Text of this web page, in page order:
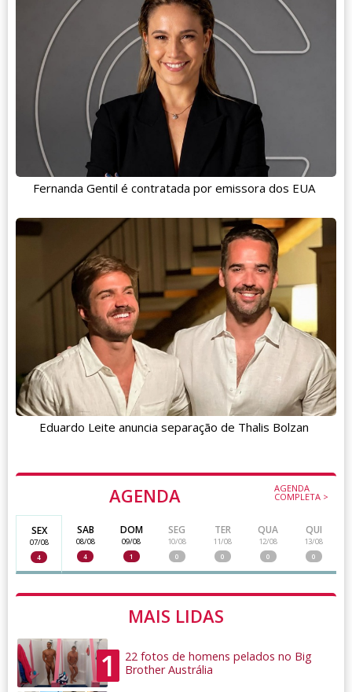
AGENDA AGENDA
COMPLETA >
SEX
07/08
4
SAB
08/08
4
DOM
09/08
1
SEG
10/08
0
TER
11/08
0
QUA
12/08
0
QUI
13/08
0
MAIS LIDAS
1
22 fotos de homens pelados no Big
Brother Austrália
Fernanda Gentil é contratada por emissora dos EUA
Eduardo Leite anuncia separação de Thalis Bolzan